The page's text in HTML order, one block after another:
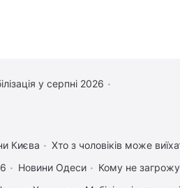
у серпні 2026
Києва
Хто з чоловіків може
Новини Одеси
Кому не